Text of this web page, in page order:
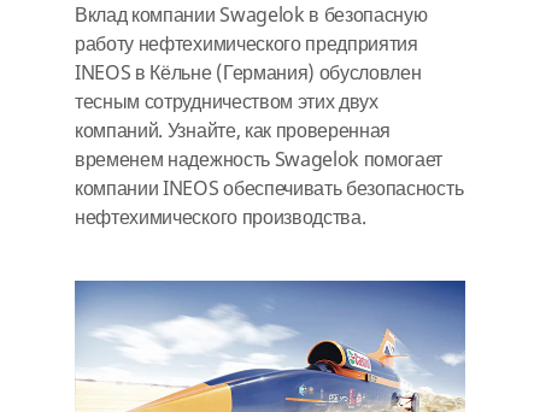
Вклад компании Swagelok в безопасную
работу нефтехимического предприятия
INEOS в Кёльне (Германия) обусловлен
тесным сотрудничеством этих двух
компаний. Узнайте, как проверенная
временем надежность Swagelok помогает
компании INEOS обеспечивать безопасность
нефтехимического производства.